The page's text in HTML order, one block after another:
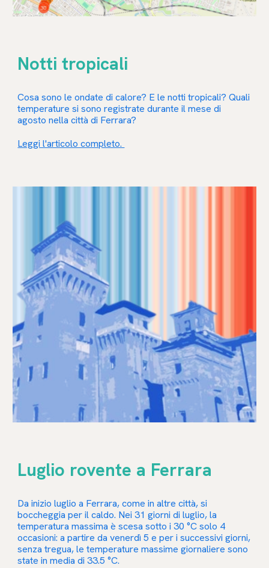
Notti tropicali
Cosa sono le ondate di calore? E le notti tropicali? Quali
temperature si sono registrate durante il mese di
agosto nella città di Ferrara?
Leggi l'articolo completo.
Luglio rovente a Ferrara
Da inizio luglio a Ferrara, come in altre città, si
boccheggia per il caldo. Nei 31 giorni di luglio, la
temperatura massima è scesa sotto i 30 °C solo 4
occasioni: a partire da venerdì 5 e per i successivi giorni,
senza tregua, le temperature massime giornaliere sono
state in media di 33.5 °C.